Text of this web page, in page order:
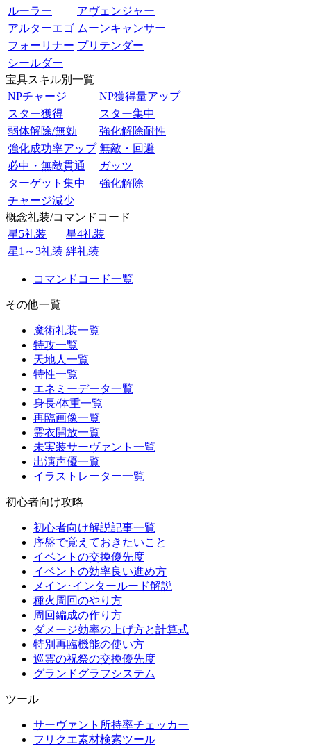
ルーラー
アヴェンジャー
アルターエゴ ムーンキャンサー
フォーリナー プリテンダー
シールダー
宝具スキル別一覧
NPチャージ
NP獲得量アップ
スター獲得
スター集中
弱体解除/無効
強化解除耐性
強化成功率アップ 無敵・回避
必中・無敵貫通
ガッツ
ターゲット集中
強化解除
チャージ減少
概念礼装/コマンドコード
星5礼装
星4礼装
星1～3礼装 絆礼装
コマンドコード一覧
その他一覧
魔術礼装一覧
特攻一覧
天地人一覧
特性一覧
エネミーデータ一覧
身長/体重一覧
再臨画像一覧
霊衣開放一覧
未実装サーヴァント一覧
出演声優一覧
イラストレーター一覧
初心者向け攻略
初心者向け解説記事一覧
序盤で覚えておきたいこと
イベントの交換優先度
イベントの効率良い進め方
メイン･インタールード解説
種火周回のやり方
周回編成の作り方
ダメージ効率の上げ方と計算式
特別再臨機能の使い方
巡霊の祝祭の交換優先度
グランドグラフシステム
ツール
サーヴァント所持率チェッカー
フリクエ素材検索ツール